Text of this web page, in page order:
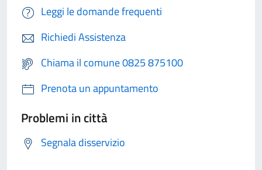
Leggi le domande frequenti
Richiedi Assistenza
Chiama il comune 0825 875100
Prenota un appuntamento
Problemi in città
Segnala disservizio